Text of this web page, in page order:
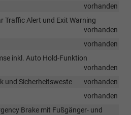
vorhanden
Traffic Alert und Exit Warning
vorhanden
vorhanden
inkl. Auto Hold-Funktion
vorhanden
und Sicherheitsweste
vorhanden
vorhanden
Brake mit Fußgänger- und